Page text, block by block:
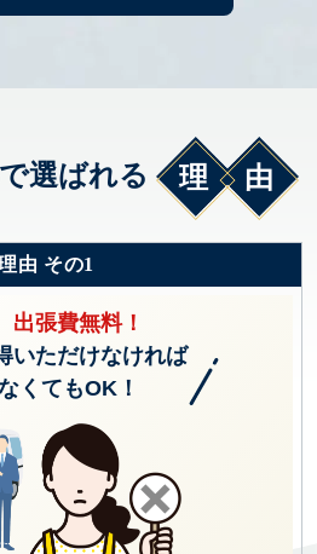
選ばれる 理由
由 その1
出張費無料！
いただけなければ
くてもOK！